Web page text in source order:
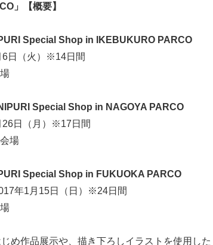
」 【概要】
Special Shop in IKEBUKURO PARCO
6日（火）※14日間
会場
Special Shop in NAGOYA PARCO
26日（月）※17日間
会場
Special Shop in FUKUOKA PARCO
年1月15日（日）※24日間
め作品展示や、描き下ろしイラストを使用した